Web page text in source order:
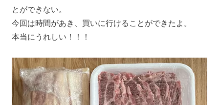
とができない。
今回は時間があき、買いに行けることができたよ。
本当にうれしい！！！